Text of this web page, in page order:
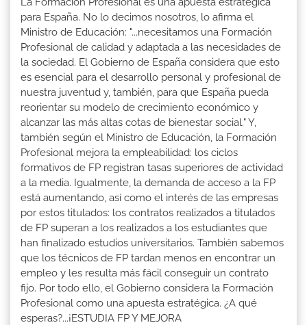
para España. No lo decimos nosotros, lo afirma el
Ministro de Educación: "...necesitamos una Formación
Profesional de calidad y adaptada a las necesidades de
la sociedad. El Gobierno de España considera que esto
es esencial para el desarrollo personal y profesional de
nuestra juventud y, también, para que España pueda
reorientar su modelo de crecimiento económico y
alcanzar las más altas cotas de bienestar social." Y,
también según el Ministro de Educación, la Formación
Profesional mejora la empleabilidad: los ciclos
formativos de FP registran tasas superiores de actividad
a la media. Igualmente, la demanda de acceso a la FP
está aumentando, así como el interés de las empresas
por estos titulados: los contratos realizados a titulados
de FP superan a los realizados a los estudiantes que
han finalizado estudios universitarios. También sabemos
que los técnicos de FP tardan menos en encontrar un
empleo y les resulta más fácil conseguir un contrato
fijo. Por todo ello, el Gobierno considera la Formación
Profesional como una apuesta estratégica. ¿A qué
esperas?...¡ESTUDIA FP Y MEJORA